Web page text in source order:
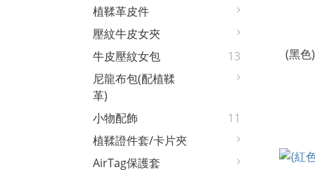
植鞣革皮件
壓紋牛皮女夾
牛皮壓紋女包
13
尼龍布包(配植鞣
革)
小物配飾
11
植鞣證件套/卡片夾
AirTag保護套
(黑色